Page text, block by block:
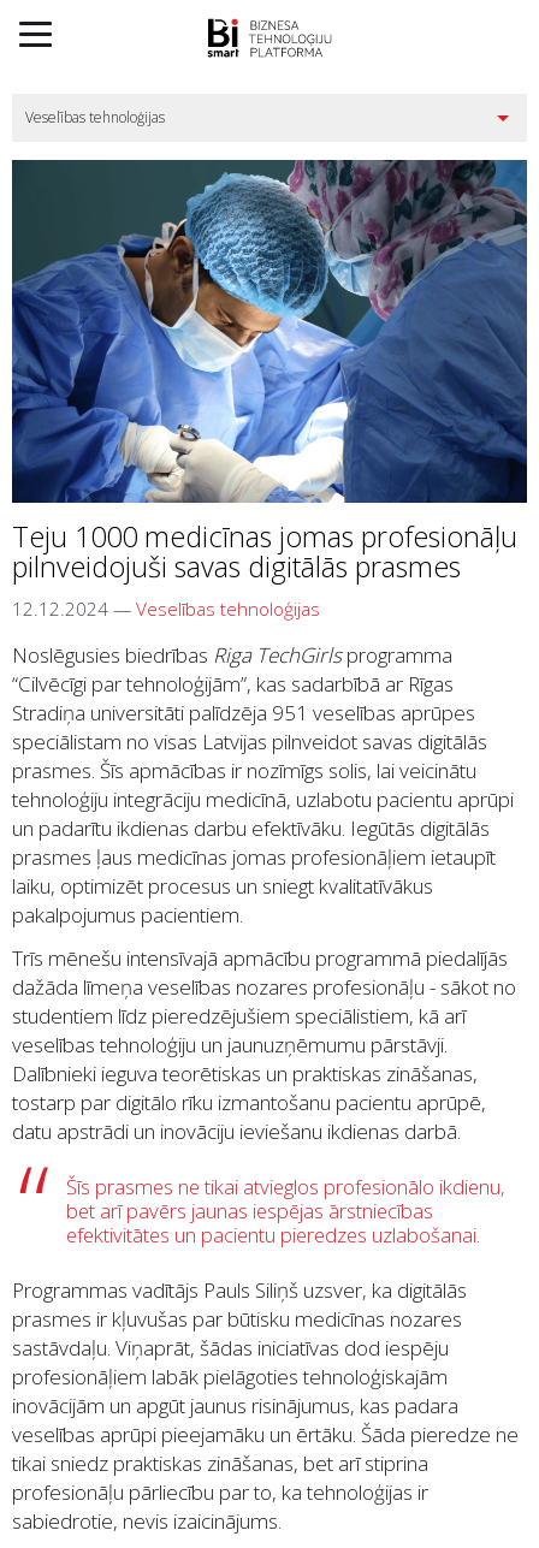
Teju 1000 medicīnas jomas profesionāļu
pilnveidojuši savas digitālās prasmes
12.12.2024 — Veselības tehnoloģijas
Noslēgusies biedrības Riga TechGirlsprogramma
“Cilvēcīgi par tehnoloģijām”, kas sadarbībā ar Rīgas
Stradiņa universitāti palīdzēja 951 veselības aprūpes
speciālistam no visas Latvijas pilnveidot savas digitālās
prasmes. Šīs apmācības ir nozīmīgs solis, lai veicinātu
tehnoloģiju integrāciju medicīnā, uzlabotu pacientu aprūpi
un padarītu ikdienas darbu efektīvāku. Iegūtās digitālās
prasmes ļaus medicīnas jomas profesionāļiem ietaupīt
laiku, optimizēt procesus un sniegt kvalitatīvākus
pakalpojumus pacientiem.
Trīs mēnešu intensīvajā apmācību programmā piedalījās
dažāda līmeņa veselības nozares profesionāļu - sākot no
studentiem līdz pieredzējušiem speciālistiem, kā arī
veselības tehnoloģiju un jaunuzņēmumu pārstāvji.
Dalībnieki ieguva teorētiskas un praktiskas zināšanas,
tostarp par digitālo rīku izmantošanu pacientu aprūpē,
datu apstrādi un inovāciju ieviešanu ikdienas darbā.
Šīs prasmes ne tikai atvieglos profesionālo ikdienu,
bet arī pavērs jaunas iespējas ārstniecības
efektivitātes un pacientu pieredzes uzlabošanai.
Programmas vadītājs Pauls Siliņš uzsver, ka digitālās
prasmes ir kļuvušas par būtisku medicīnas nozares
sastāvdaļu. Viņaprāt, šādas iniciatīvas dod iespēju
profesionāļiem labāk pielāgoties tehnoloģiskajām
inovācijām un apgūt jaunus risinājumus, kas padara
veselības aprūpi pieejamāku un ērtāku. Šāda pieredze ne
tikai sniedz praktiskas zināšanas, bet arī stiprina
profesionāļu pārliecību par to, ka tehnoloģijas ir
sabiedrotie, nevis izaicinājums.